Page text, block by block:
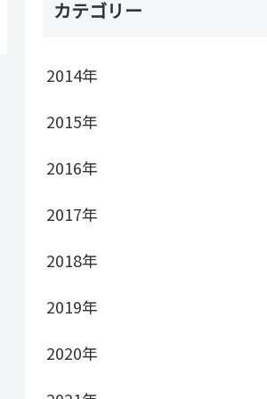
カテゴリー
2014年
2015年
2016年
2017年
2018年
2019年
2020年